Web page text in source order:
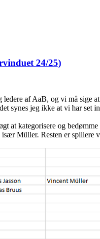
24/25)
af AaB, og vi må sige
synes jeg ikke at vi har set
at kategorisere og
Müller. Resten er spillere